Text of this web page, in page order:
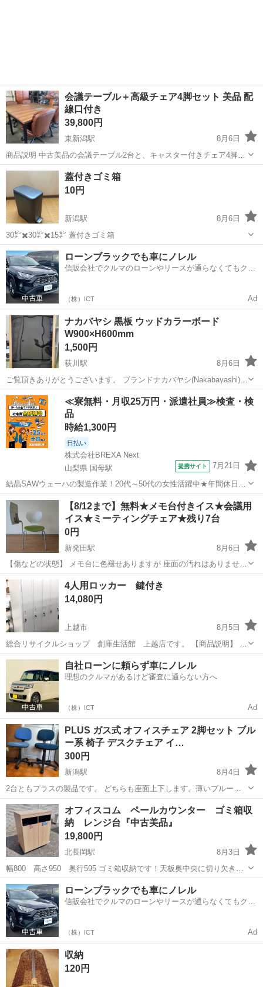
会議テーブル＋高級チェア4脚セット 美品 配
線口付き
39,800円
東新潟駅
8月6日
商品説明 中古美品の会議テーブル2台と、キャスター付きチェア4脚の
セットです。 テーブルには配線口が付いており、パソコン作業や会
議、事務所での使用に最適です。 【セット内容】 ・会議テーブル ×2
台 ・高級キャスターチ...
新潟 新潟市 東新潟駅
蓋付きゴミ箱
10円
新潟駅
8月6日
30㌢✖️30㌢✖️15㌢ 蓋付きゴミ箱
新潟 新潟市 新潟駅 オフィス用家具
ローンブラックでも車にノレル
信販会社でクルマのローンやリースが通らなくてもクル
（株）ICT Ad
ナカバヤシ 黒板 ウッドカラーボード
W900×H600mm
1,500円
荻川駅
8月6日
ご覧頂きありがとうございます。 ブランドナカバヤシ(Nakabayashi)
色ブラック 材質木材 取り付けタイプ吊り下げ 商品の寸法89.9幅 x
59.9高さ cm 本体寸法:W900×H600×D14mm 有効盤面寸...
新潟 新潟市 荻川駅 オフィス用家具 ナカバヤシ
≪寮無料・月収25万円・派遣社員≫検査・検
品
時給1,300円
日払い
株式会社BREXA Next
山梨県 国母駅
提携サイト 7月21日
結晶SAWウェーハの製造作業！20代～50代の女性活躍中★年間休日
120日＆土日祝休み！クリーンルーム内でのお仕事！日払い制度利用可
◎正社員登用制度あり！マイカー通勤可！《山梨県中巨摩郡昭和町》
人気の工場のお仕事 ◇結晶...
山梨 国母駅 その他
【8/12まで】無料★メモ台付きイス★会議用
イス★ミーティングチェア★残り7台
0円
新発田駅
8月6日
【傷などの状態】 メモ台に色褪せありますが 座面の汚れはありません
問題なく使用できるかと思います 【希望取引場所・希望取引曜日・時
間帯】 新発田市城北町 平日 午前10時〜午後5時 全部で7台あり
ますので 複数希望...
新潟 新発田市 新発田駅 オフィス用家具
4人用ロッカー 鍵付き
14,080円
上越市
8月5日
総合リサイクルショップ 創庫生活館 上越店です。 【商品説明】 4
人用ロッカー 鍵付きになります。 サイズ：（約） 幅 ：90㎝ 奥
行 ：51㎝ 高さ ：180㎝ 中古品ですので状態をよくご確認の...
新潟 上越市 オフィス用家具
自社ローンに頼らず車にノレル
理想のクルマがあるけど審査に通らない方へ
（株）ICT Ad
PLUS ガス式 オフィスチェア 2脚セット ブル
ー系 椅子 デスクチェア イ…
300円
新潟駅
8月4日
2台ともプラスの製品です。 どちらも座面上下します。薄いブルーの
方は動きが悪いです。 新潟市ちゅの大畑通で引き渡しです。よろしく
お願いします。
新潟 新潟市
オフィスコム ペールカウンター ゴミ箱収
納 レンジ台『中古美品』
19,800円
北長岡駅
8月3日
幅800 高さ950 奥行595 ゴミ箱収納です！天板奥中央に切り欠きが
あるので、背面にコンセントを通しやすく、天板も頑丈なので、上に
レンジやジャーも置けます！目立つ傷や汚れの少ない美品です！ 新品
時約35,000円...
新潟 長岡市 北長岡駅 オフィス用家具
ローンブラックでも車にノレル
信販会社でクルマのローンやリースが通らなくてもクル
（株）ICT Ad
収納
120円